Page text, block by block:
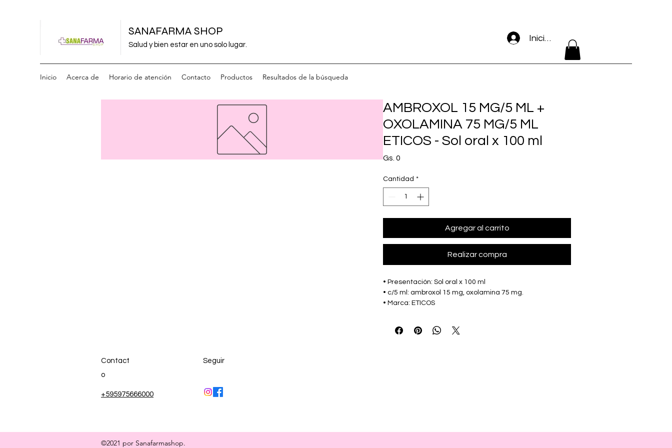
SANAFARMA SHOP
Salud y bien estar en uno solo lugar.
Inicio Acerca de Horario de atención Contacto Productos Resultados de la búsqueda
Iniciar sesión
AMBROXOL 15 MG/5 ML +
OXOLAMINA 75 MG/5 ML
ETICOS - Sol oral x 100 ml
Gs. 0
Cantidad *
Agregar al carrito
Realizar compra
• Presentación: Sol oral x 100 ml
• c/5 ml: ambroxol 15 mg, oxolamina 75 mg.
• Marca: ETICOS
Contact
o
+595975666000
Seguir
©2021 por Sanafarmashop.